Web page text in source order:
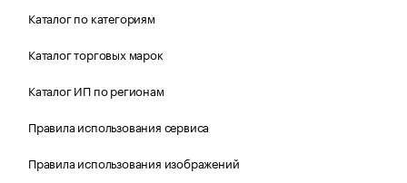
Каталог по категориям
Каталог торговых марок
Каталог ИП по регионам
Правила использования сервиса
Правила использования изображений